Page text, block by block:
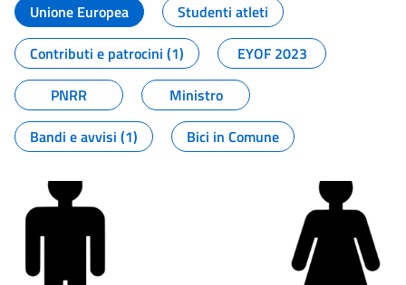
Unione Europea
Studenti atleti
Contributi e patrocini (1)
EYOF 2023
PNRR
Ministro
Bandi e avvisi (1)
Bici in Comune